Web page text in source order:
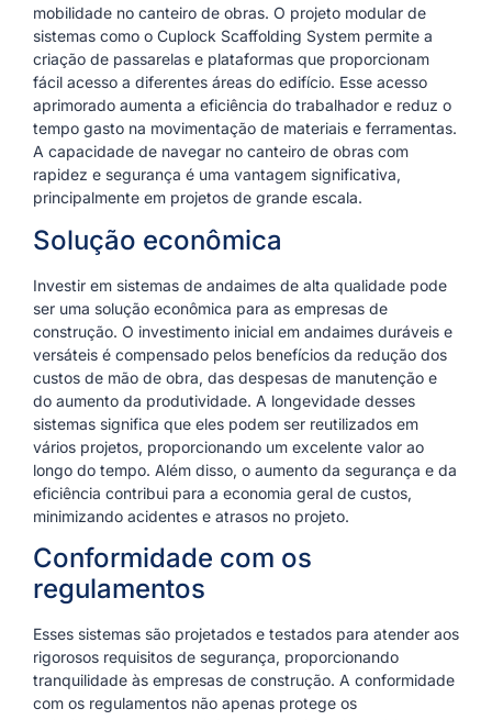
mobilidade no canteiro de obras. O projeto modular de
sistemas como o Cuplock Scaffolding System permite a
criação de passarelas e plataformas que proporcionam
fácil acesso a diferentes áreas do edifício. Esse acesso
aprimorado aumenta a eficiência do trabalhador e reduz o
tempo gasto na movimentação de materiais e ferramentas.
A capacidade de navegar no canteiro de obras com
rapidez e segurança é uma vantagem significativa,
principalmente em projetos de grande escala.
Solução econômica
Investir em sistemas de andaimes de alta qualidade pode
ser uma solução econômica para as empresas de
construção. O investimento inicial em andaimes duráveis e
versáteis é compensado pelos benefícios da redução dos
custos de mão de obra, das despesas de manutenção e
do aumento da produtividade. A longevidade desses
sistemas significa que eles podem ser reutilizados em
vários projetos, proporcionando um excelente valor ao
longo do tempo. Além disso, o aumento da segurança e da
eficiência contribui para a economia geral de custos,
minimizando acidentes e atrasos no projeto.
Conformidade com os
regulamentos
Esses sistemas são projetados e testados para atender aos
rigorosos requisitos de segurança, proporcionando
tranquilidade às empresas de construção. A conformidade
com os regulamentos não apenas protege os